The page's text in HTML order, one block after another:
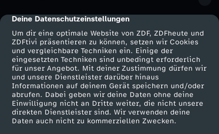
cmp-dialog-description
Deine Datenschutzeinstellungen
Um dir eine optimale Website von ZDF, ZDFheute und
ZDFtivi präsentieren zu können, setzen wir Cookies
und vergleichbare Techniken ein. Einige der
eingesetzten Techniken sind unbedingt erforderlich
für unser Angebot. Mit deiner Zustimmung dürfen wir
und unsere Dienstleister darüber hinaus
Informationen auf deinem Gerät speichern und/oder
abrufen. Dabei geben wir deine Daten ohne deine
Einwilligung nicht an Dritte weiter, die nicht unsere
direkten Dienstleister sind. Wir verwenden deine
Daten auch nicht zu kommerziellen Zwecken.
Mehr ZDF
ZDF-Apps
Smart TV
ZDFtext
Service
ZDFmitreden
Kontakt zum ZDF
Tickets